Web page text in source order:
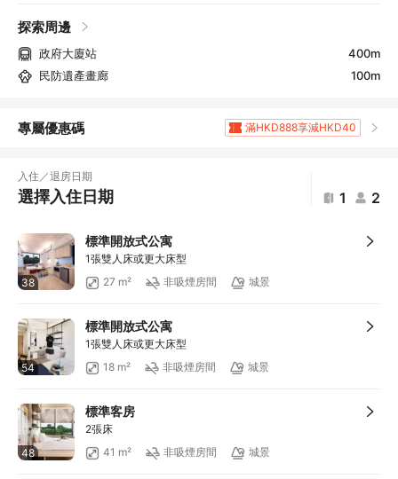
探索周邊
政府大廈站
400m
民防遺產畫廊
100m
專屬優惠碼
滿HKD888享減HKD40
滿HKD800享減HKD50
滿HKD1,000享減HKD100
滿HKD500享減HKD50
入住／退房日期
選擇入住日期 1 2
38
標準開放式公寓
1張雙人床或更大床型
27 m²
非吸煙房間 城景
54
標準開放式公寓
1張雙人床或更大床型
18 m²
非吸煙房間 城景
48
標準客房
2張床
41 m²
非吸煙房間 城景